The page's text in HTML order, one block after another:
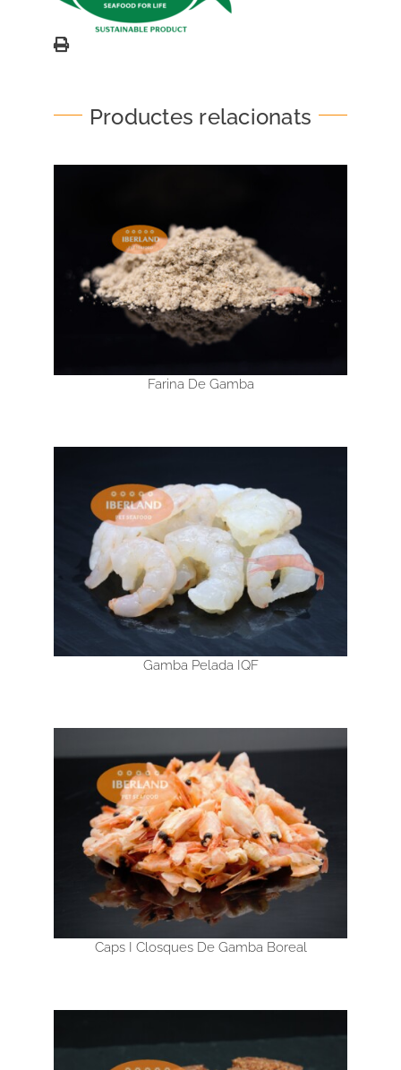
Productes relacionats
Farina De Gamba
Gamba Pelada IQF
Caps I Closques De Gamba Boreal